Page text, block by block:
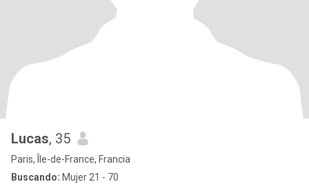
Lucas, 35
Paris, Île-de-France, Francia
Buscando: Mujer 21 - 70